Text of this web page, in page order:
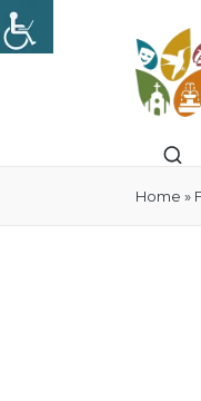
Home »